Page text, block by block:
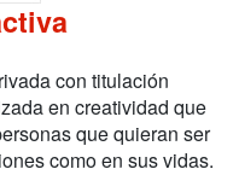
con titulación
en creatividad que
que quieran ser
como en sus vidas.